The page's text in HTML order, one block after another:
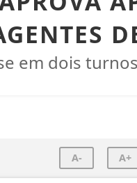
em dois
A- A+